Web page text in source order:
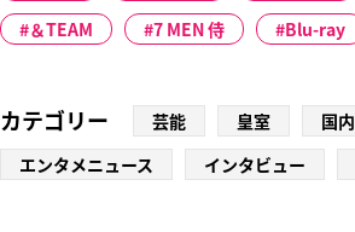
＆TEAM
7 MEN 侍 Blu-ray
カテゴリー 芸能 皇室 国内
エンタメニュース
インタビュー